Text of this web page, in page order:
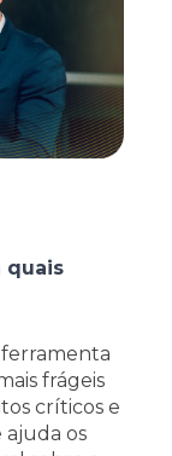
quais
frágeis
críticos e
ajuda os